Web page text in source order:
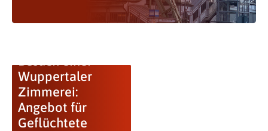
Wuppertaler
Zimmerei:
Angebot für
Geflüchtete